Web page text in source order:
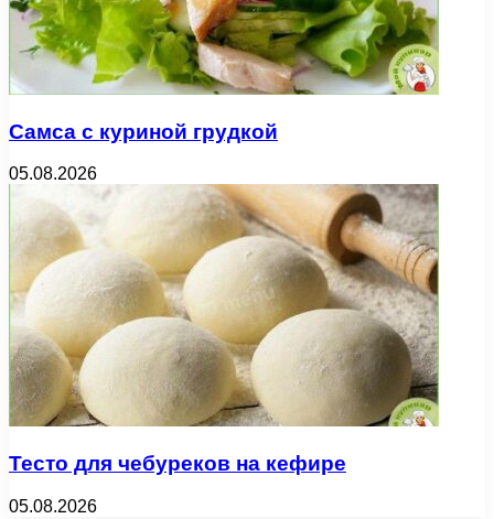
Самса с куриной грудкой
05.08.2026
Тесто для чебуреков на кефире
05.08.2026